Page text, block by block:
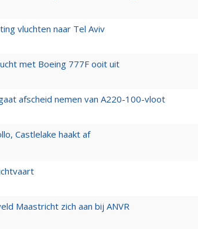
vluchten naar Tel Aviv
met Boeing 777F ooit uit
afscheid nemen van A220-100-vloot
Castlelake haakt af
Maastricht zich aan bij ANVR